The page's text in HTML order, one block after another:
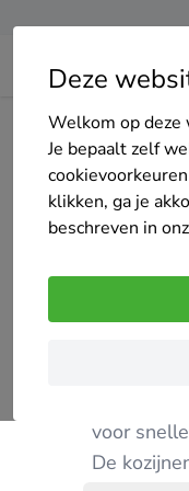
Deze
Welkom op deze
Je bepaalt zelf
klikken, ga je
beschreven in
Home
5/5
De
voor
De